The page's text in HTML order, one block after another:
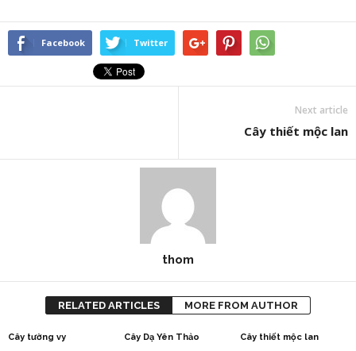
Facebook Twitter
Next article
Cây thiết mộc lan
thom
RELATED ARTICLES MORE FROM AUTHOR
Cây tường vy Cây Dạ Yên Thảo Cây thiết mộc lan